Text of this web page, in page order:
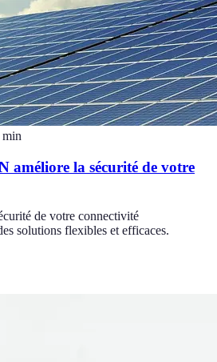
min
améliore la sécurité de votre
de votre connectivité
solutions flexibles et efficaces.